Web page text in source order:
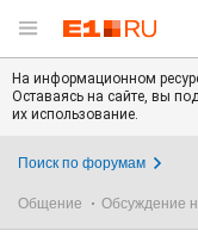
На информационном
Оставаясь на сайте, вы
их использование.
Поиск по форумам
Общение Обсуждение